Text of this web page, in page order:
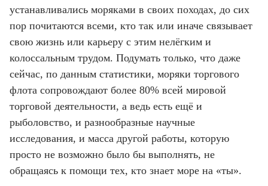
устанавливались моряками в своих походах, до сих
пор почитаются всеми, кто так или иначе связывает
свою жизнь или карьеру с этим нелёгким и
колоссальным трудом. Подумать только, что даже
сейчас, по данным статистики, моряки торгового
флота сопровождают более 80% всей мировой
торговой деятельности, а ведь есть ещё и
рыболовство, и разнообразные научные
исследования, и масса другой работы, которую
просто не возможно было бы выполнять, не
обращаясь к помощи тех, кто знает море на «ты».